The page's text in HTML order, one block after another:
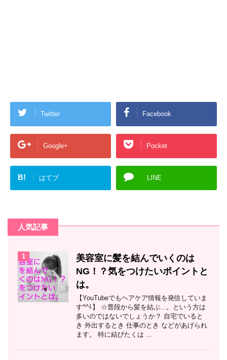
Twitter Facebook
Google+ Pocket
B! はてブ LINE
人気記事
1
美容室に髪を結んでいくのは
NG！？気をつけたいポイントと
は。
【YouTubeでもヘアケア情報を発信していま
す^^⇩】 ☆普段から髪を結ぶ...。という方は
多いのではないでしょうか？ 自宅でいると
き 外出するとき 仕事のとき などがあげられ
ます。 特に結びたくは ...